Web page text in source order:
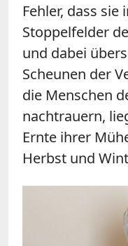
Fehler, dass
Stoppelfelder
und dabei
Scheunen der
die Menschen
nachtrauern,
Ernte ihrer
Herbst und